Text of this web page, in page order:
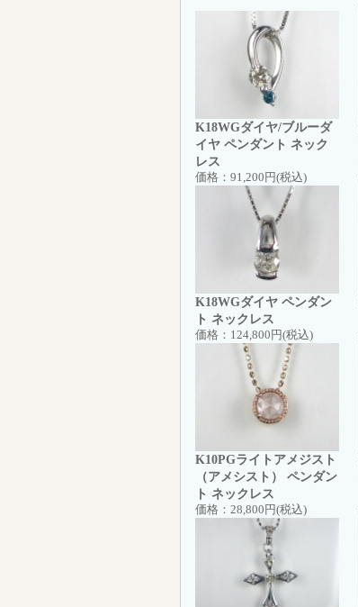
K18WGダイヤ/ブルーダ
イヤ ペンダント ネック
レス
価格： 91,200円(税込)
K18WGダイヤ ペンダン
ト ネックレス
価格： 124,800円(税込)
K10PGライトアメジスト
（アメシスト） ペンダン
ト ネックレス
価格： 28,800円(税込)